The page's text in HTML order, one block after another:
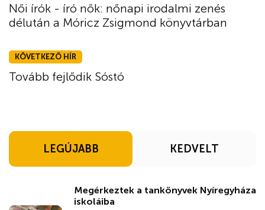
Női írók - író nők: nőnapi irodalmi zenés
délután a Móricz Zsigmond könyvtárban
KÖVETKEZŐ HÍR
Tovább fejlődik Sóstó
LEGÚJABB KEDVELT
Megérkeztek a tankönyvek Nyíregyháza
iskoláiba